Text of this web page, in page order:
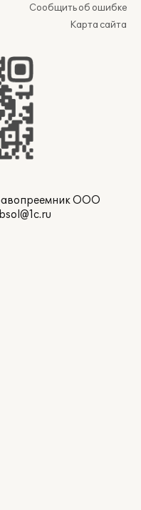
Сообщить об ошибке
Карта сайта
ООО